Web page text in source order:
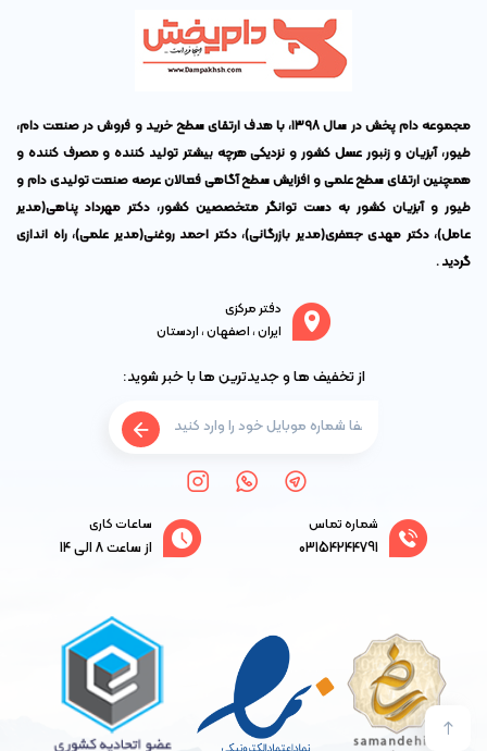
مجموعه دام پخش در سال ۱۳۹۸، با هدف ارتقای سطح خرید و فروش در صنعت دام،
طیور، آبزیان و زنبور عسل کشور و نزدیکی هرچه بیشتر تولید کننده و مصرف کننده و
همچنین ارتقای سطح علمی و افزایش سطح آگاهی فعالان عرصه صنعت تولیدی دام و
طیور و آبزیان کشور به دست توانگر متخصصین کشور، دکتر مهرداد پناهی(مدیر
عامل)،دکتر مهدی جعفری(مدیر بازرگانی)،دکتر احمد روغنی(مدیر علمی)، راه اندازی
گردید .
شماره تماس
03154244791
ساعات کاری
از ساعت 8 الی 14
دفتر مرکزی
ایران ، اصفهان ، اردستان
از تخفیف ها و جدیدترین ها با خبر شوید: